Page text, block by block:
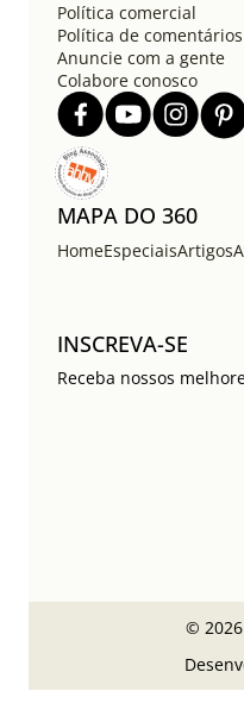
Política comercial
Política de
Anuncie com a gente
Colabore conosco
MAPA DO 360
HomeEspeciaisArtigos
INSCREVA-SE
Receba nossos
©